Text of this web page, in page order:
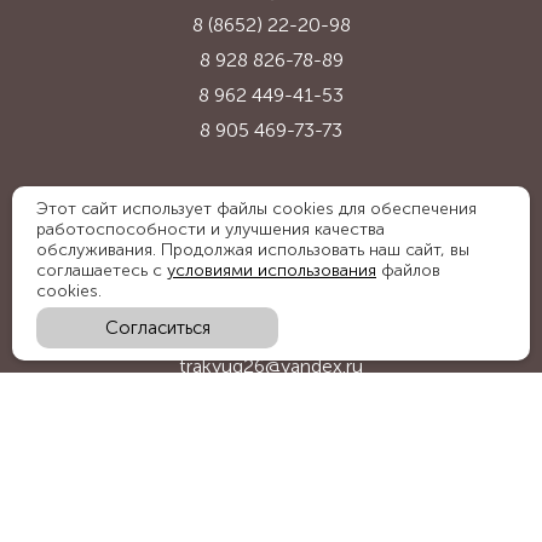
8 (8652) 22-20-98
8 928 826-78-89
8 962 449-41-53
8 905 469-73-73
Адрес:
Ставропольский край, с. Надежда,
ул. Промышленная, 1Б
trakyug26@yandex.ru
Этот сайт использует файлы cookies для обеспечения
работоспособности и улучшения качества
обслуживания. Продолжая использовать наш сайт, вы
соглашаетесь с условиями использования файлов
cookies.
Согласиться